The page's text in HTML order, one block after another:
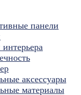
панели
интерьера
аксессуары
материалы